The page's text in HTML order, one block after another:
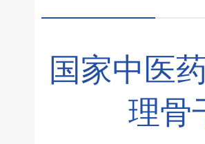
国家中医
理骨